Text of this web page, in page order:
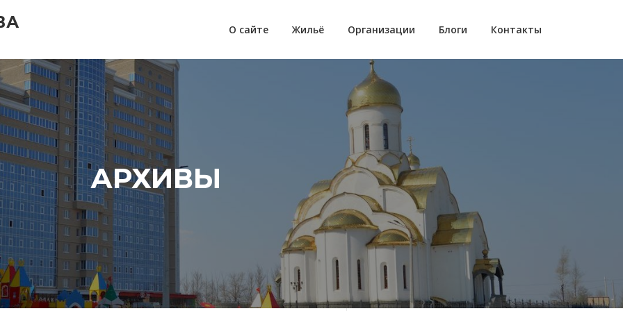
О сайте Жильё Организации Блоги Контакты
АРХИВЫ